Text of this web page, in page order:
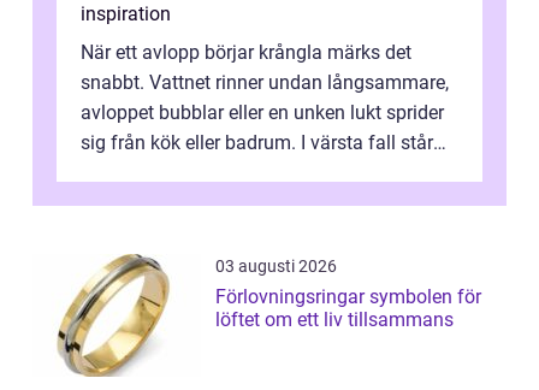
inspiration
När ett avlopp börjar krångla märks det
snabbt. Vattnet rinner undan långsammare,
avloppet bubblar eller en unken lukt sprider
sig från kök eller badrum. I värsta fall står
03 augusti 2026
Förlovningsringar symbolen för
löftet om ett liv tillsammans